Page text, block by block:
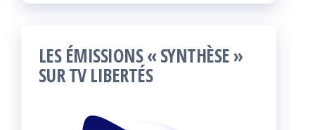
LES ÉMISSIONS « SYNTHÈSE »
SUR TV LIBERTÉS